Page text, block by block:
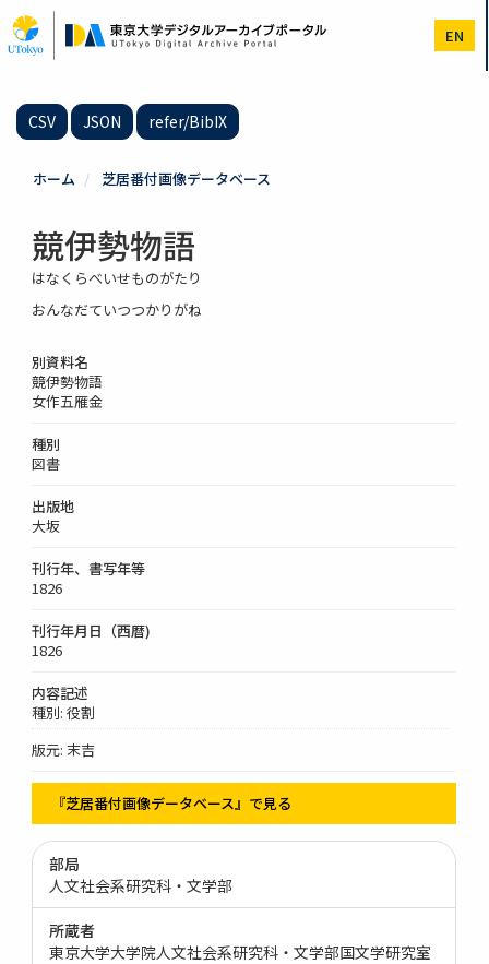
イ
ン
EN
CSV JSON refer/BibIX
ホーム 芝居番付画像データベース
競伊勢物語
はなくらべいせものがたり
おんなだていつつかりがね
別資料名
競伊勢物語
女作五雁金
種別
図書
出版地
大坂
刊行年、書写年等
1826
刊行年月日（西暦)
1826
内容記述
種別: 役割
版元: 末吉
『芝居番付画像データベース』で見る
部局
人文社会系研究科・文学部
所蔵者
東京大学大学院人文社会系研究科・文学部国文学研究室